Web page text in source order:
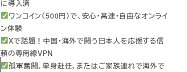
に導入済
ワンコイン（500円）で、安心・高速・自由なオンライ
ン体験
Xで話題！中国・海外で闘う日本人を応援する信
頼の専用線VPN
孤軍奮闘、単身赴任、またはご家族連れで海外で